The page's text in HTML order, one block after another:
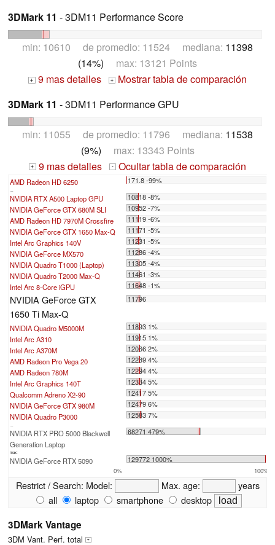
3DMark 11 - 3DM11 Performance Score
min: 10610 de promedio: 11524 mediana: 11398
(14%) max: 13121 Points
+ 9 mas detalles +
Mostrar tabla de comparación
3DMark 11 - 3DM11 Performance GPU
min: 11055 de promedio: 11796 mediana: 11538
(9%) max: 13343 Points
+ 9 mas detalles - Ocultar tabla de comparación
AMD Radeon HD 6250 171.8 -99%
NVIDIA RTX A500 Laptop GPU
10818 -8%
NVIDIA GeForce GTX 680M SLI
10952 -7%
AMD Radeon HD 7970M Crossfire
11119 -6%
NVIDIA GeForce GTX 1650 Max-Q
11171 -5%
Intel Arc Graphics 140V
11231 -5%
NVIDIA GeForce MX570
11286 -4%
NVIDIA Quadro T1000 (Laptop)
11305 -4%
NVIDIA Quadro T2000 Max-Q
11461 -3%
Intel Arc 8-Core iGPU
11648 -1%
NVIDIA GeForce GTX
1650 Ti Max-Q
11796
NVIDIA Quadro M5000M
11893 1%
Intel Arc A310
11915 1%
Intel Arc A370M
12066 2%
AMD Radeon Pro Vega 20
12289 4%
AMD Radeon 780M
12294 4%
Intel Arc Graphics 140T
12334 5%
Qualcomm Adreno X2-90
12417 5%
NVIDIA GeForce GTX 980M
12479 6%
NVIDIA Quadro P3000
12583 7%
NVIDIA RTX PRO 5000 Blackwell
Generation Laptop
68271 479%
max:
NVIDIA GeForce RTX 5090 129772 1000%
0% 100%
Restrict / Search: Model: Max. age:
years
all
laptop smartphone desktop
3DMark Vantage
3DM Vant. Perf. total +